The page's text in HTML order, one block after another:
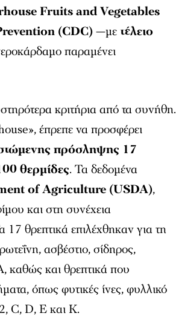
Fruits and Vegetables
(CDC)—μετέλειο
παραμένει
κριτήρια από τα συνήθη.
έπρεπε να προσφέρει
πρόσληψης 17
θερμίδες. Τα δεδομένα
of Agriculture (USDA),
και στη συνέχεια
θρεπτικά επιλέχθηκαν για τη
ασβέστιο, σίδηρος,
καθώς και θρεπτικά που
όπως φυτικές ίνες, φυλλικό
C, D, E και K.